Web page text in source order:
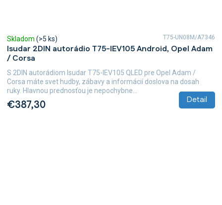
Isudar 2DIN autorádio T75-IEV105 Android, Opel Adam
/ Corsa
Skladom (>5 ks)
€387,30 Detail
S 2DIN autorádiom Isudar T75-IEV105 QLED pre Opel Adam /
Corsa máte svet hudby, zábavy a informácií doslova na dosah
ruky. Hlavnou prednosťou je nepochybne...
T75-UN08M/A7346